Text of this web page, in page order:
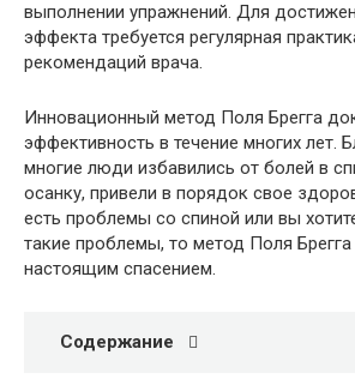
выполнении упражнений. Для
эффекта требуется регулярная
рекомендаций врача.
Инновационный метод Поля Брегга
эффективность в течение многих лет.
многие люди избавились от болей в
осанку, привели в порядок свое
есть проблемы со спиной или вы
такие проблемы, то метод Поля Брегга
настоящим спасением.
Содержание